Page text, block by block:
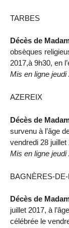
TARBES
Décès de
obsèques
2017,à 9h30, en
Mis en ligne jeudi
AZEREIX
Décès de
survenu à l’âge
vendredi 28 juillet
Mis en ligne jeudi
BAGNÈRES-
Décès de
juillet 2017, à
célébrée le